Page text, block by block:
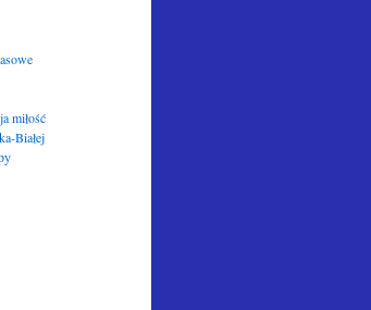
miłość
Białej